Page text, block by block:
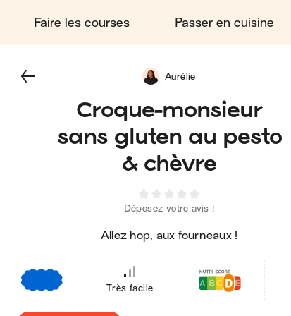
Faire les courses Passer en cuisine
Croque-monsieur
sans gluten au pesto
& chèvre
Déposez votre avis !
Allez hop, aux fourneaux !
Aurélie
Très facile